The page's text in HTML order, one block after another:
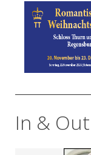
In & Out